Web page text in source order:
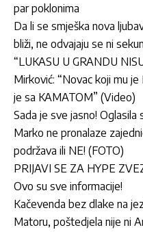
par poklonima
Da li se smješka nova
bliži, ne odvajaju se ni
“LUKASU U GRANDU
Mirković: “Novac koji mu
je sa KAMATOM” (Video)
Sada je sve jasno! Oglasila
Marko ne pronalaze
podržava ili NE! (FOTO)
PRIJAVI SE ZA HYPE
Ovo su sve informacije!
Kačevenda bez dlake na
Matoru, poštedjela nije ni